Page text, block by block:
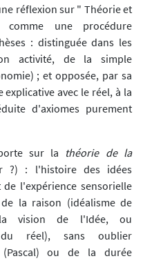
réflexion sur " Théorie et
comme une procédure
: distinguée dans les
activité, de la simple
; et opposée, par sa
avec le réel, à la
d'axiomes purement
sur la théorie de la
?) : l'histoire des idées
l'expérience sensorielle
la raison (idéalisme de
la vision de l'Idée, ou
du réel), sans oublier
ou de la durée